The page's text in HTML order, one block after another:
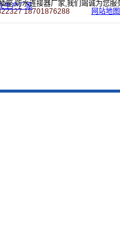
座,防水连接器厂家,我们竭诚为您服
18701876288
网站地图